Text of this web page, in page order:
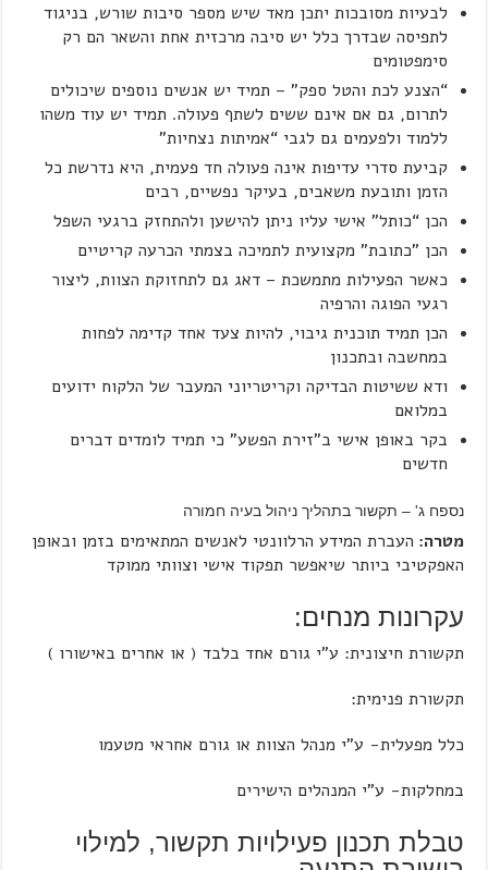
לבעיות מסובכות יתכן מאד שיש מספר סיבות שורש, בניגוד
לתפיסה שבדרך כלל יש סיבה מרכזית אחת והשאר הם רק
סימפטומים
“הצנע לכת והטל ספק" – תמיד יש אנשים נוספים שיכולים
לתרום, גם אם אינם ששים לשתף פעולה. תמיד יש עוד משהו
ללמוד ולפעמים גם לגבי “אמיתות נצחיות"
קביעת סדרי עדיפות אינה פעולה חד פעמית, היא נדרשת כל
הזמן ותובעת משאבים, בעיקר נפשיים, רבים
הכן “כותל" אישי עליו ניתן להישען ולהתחזק ברגעי השפל
הכן "כתובת" מקצועית לתמיכה בצמתי הכרעה קריטיים
כאשר הפעילות מתמשכת – דאג גם לתחזוקת הצוות, ליצור
רגעי הפוגה והרפיה
הכן תמיד תוכנית גיבוי, להיות צעד אחד קדימה לפחות
במחשבה ובתכנון
ודא ששיטות הבדיקה וקריטריוני המעבר של הלקוח ידועים
במלואם
בקר באופן אישי ב"זירת הפשע" כי תמיד לומדים דברים
חדשים
נספח ג' – תקשור בתהליך ניהול בעיה חמורה
מטרה: העברת המידע הרלוונטי לאנשים המתאימים בזמן ובאופן
האפקטיבי ביותר שיאפשר תפקוד אישי וצוותי ממוקד
עקרונות מנחים:
תקשורת חיצונית: ע”י גורם אחד בלבד ( או אחרים באישורו )
תקשורת פנימית:
כלל מפעלית- ע"י מנהל הצוות או גורם אחראי מטעמו
במחלקות- ע”י המנהלים הישירים
טבלת תכנון פעילויות תקשור, למילוי